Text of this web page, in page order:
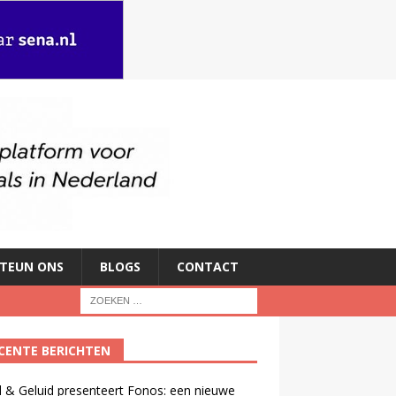
ONS BLOGS CONTACT
BERICHTEN
& Geluid presenteert Fonos: een nieuwe